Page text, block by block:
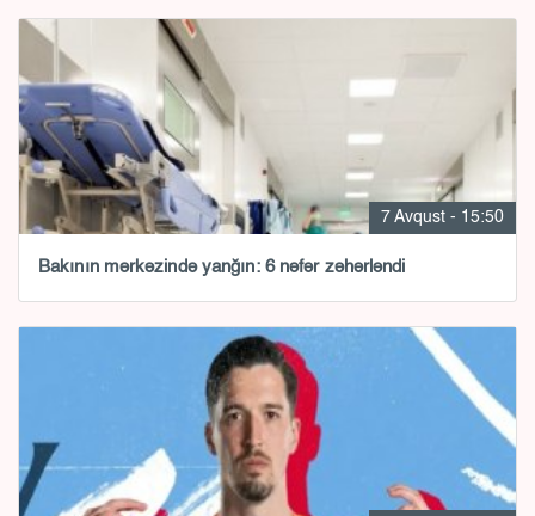
7 Avqust - 15:50
Bakının mərkəzində yanğın: 6 nəfər zəhərləndi